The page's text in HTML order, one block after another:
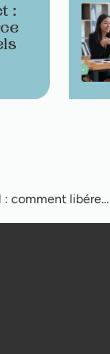
:
Entretien managérial : comment libérer la parole des collaborateurs ?